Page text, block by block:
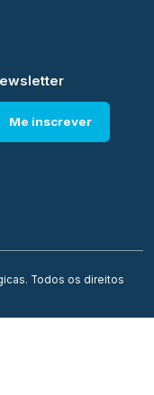
Me inscrever
Todos os direitos